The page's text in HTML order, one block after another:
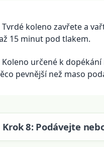
Tvrdé koleno zavřete a
15 minut pod tlakem.
Koleno určené k
pevnější než maso
Krok 8: Podávejte